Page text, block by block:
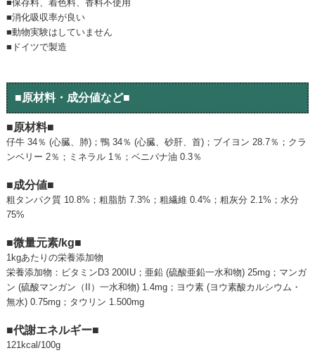
■保存料、着色料、香料不使用
■消化吸収率が良い
■動物実験はしていません
■ドイツで製造
■原材料・成分値など■
■原材料■
仔牛 34％ (心臓、肺)；鴨 34％ (心臓、砂肝、首)；ブイヨン 28.7％；クラ
ンベリー 2％；ミネラル 1％；ベニバナ油 0.3％
■成分値■
粗タンパク質 10.8%；粗脂肪 7.3%；粗繊維 0.4%；粗灰分 2.1%；水分
75%
■微量元素/kg■
1kgあたりの栄養添加物
栄養添加物：ビタミンD3 200IU；亜鉛 (硫酸亜鉛一水和物) 25mg；マンガ
ン (硫酸マンガン（II）一水和物) 1.4mg；ヨウ素 (ヨウ素酸カルシウム・
無水) 0.75mg；タウリン 1.500mg
■代謝エネルギー■
121kcal/100g